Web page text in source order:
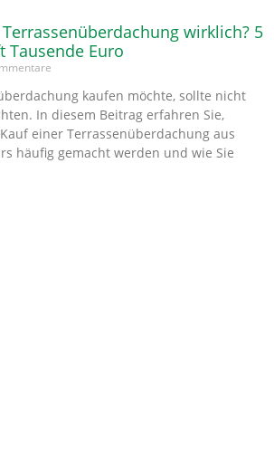
wirklich? 5
Tausende Euro
kaufen möchte, sollte nicht
In diesem Beitrag erfahren Sie,
einer Terrassenüberdachung aus
häufig gemacht werden und wie Sie